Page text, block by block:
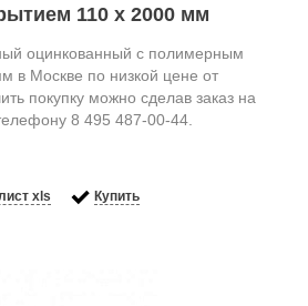
110 х 2000 мм
оцинкованный с полимерным
в Москве по низкой цене от
покупку можно сделав заказ на
8 495 487-00-44.
xls Купить